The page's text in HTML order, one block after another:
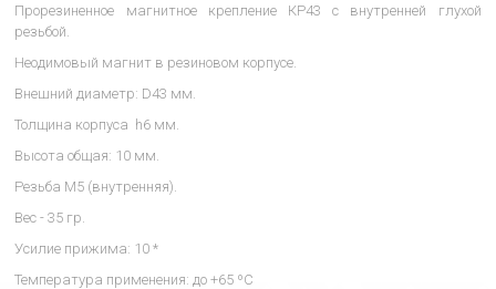
Прорезиненное магнитное крепление КР43 с внутренней глухой
резьбой.
Неодимовый магнит в резиновом корпусе.
Внешний диаметр: D43 мм.
Толщина корпуса h6 мм.
Высота общая: 10 мм.
Резьба М5 (внутренняя).
Вес - 35 гр.
Усилие прижима: 10 *
Температура применения: до +65 ºC